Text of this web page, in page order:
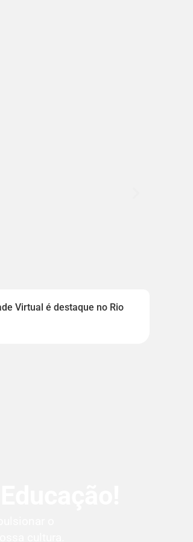
Virtual é destaque no Rio